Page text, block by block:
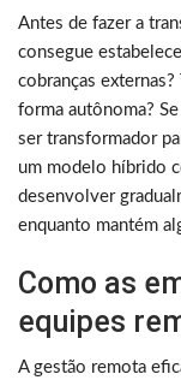
Antes de fazer a
consegue
cobranças
forma autônoma?
ser transformador
um modelo híbrido
desenvolver
enquanto mantém
Como as
equipes
A gestão remota